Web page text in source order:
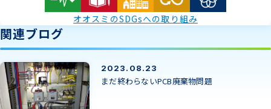
オオスミのSDGsへの取り組み
関連ブログ
2023.08.23
まだ終わらないPCB廃棄物問題